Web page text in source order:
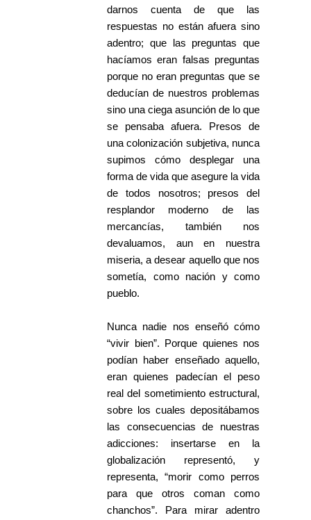
darnos cuenta de que las
respuestas no están afuera sino
adentro; que las preguntas que
hacíamos eran falsas preguntas
porque no eran preguntas que se
deducían de nuestros problemas
sino una ciega asunción de lo que
se pensaba afuera. Presos de
una colonización subjetiva, nunca
supimos cómo desplegar una
forma de vida que asegure la vida
de todos nosotros; presos del
resplandor moderno de las
mercancías, también nos
devaluamos, aun en nuestra
miseria, a desear aquello que nos
sometía, como nación y como
pueblo.
Nunca nadie nos enseñó cómo
“vivir bien”. Porque quienes nos
podían haber enseñado aquello,
eran quienes padecían el peso
real del sometimiento estructural,
sobre los cuales depositábamos
las consecuencias de nuestras
adicciones: insertarse en la
globalización representó, y
representa, “morir como perros
para que otros coman como
chanchos”. Para mirar adentro